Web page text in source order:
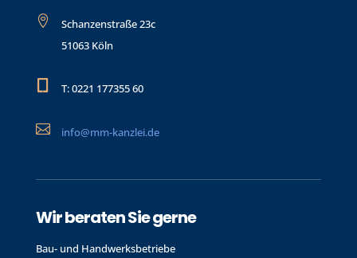

Schanzenstraße 23c
51063 Köln
T: 0221 177355 60
 info@mm-kanzlei.de
Wir beraten Sie gerne
Bau- und Handwerks­betriebe